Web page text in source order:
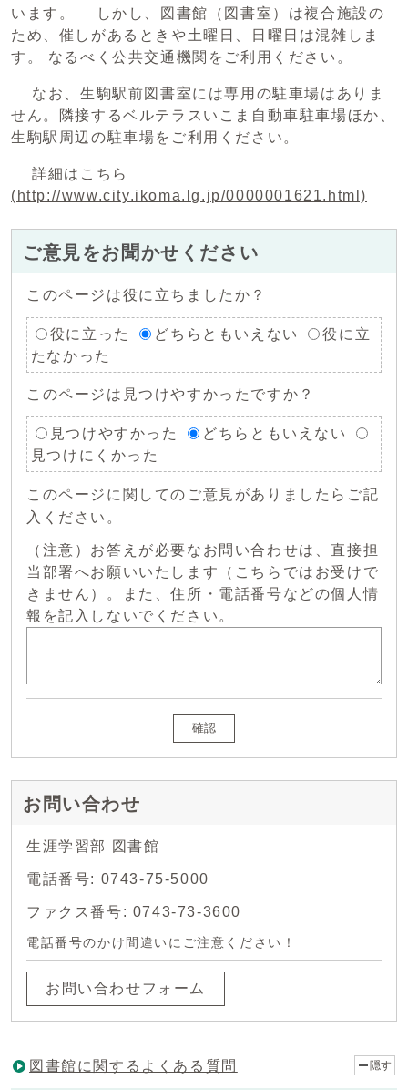
います。 しかし、図書館（図書室）は複合施設の
ため、催しがあるときや土曜日、日曜日は混雑しま
す。 なるべく公共交通機関をご利用ください。
なお、生駒駅前図書室には専用の駐車場はありま
せん。隣接するベルテラスいこま自動車駐車場ほか、
生駒駅周辺の駐車場をご利用ください。
詳細はこちら
(http://www.city.ikoma.lg.jp/0000001621.html)
ご意見をお聞かせください
このページは役に立ちましたか？
役に立った どちらともいえない
役に立
たなかった
このページは見つけやすかったですか？
見つけやすかった
どちらともいえない
見つけにくかった
このページに関してのご意見がありましたらご記
入ください。
（注意）お答えが必要なお問い合わせは、直接担
当部署へお願いいたします（こちらではお受けで
きません）。また、住所・電話番号などの個人情
報を記入しないでください。
確認
お問い合わせ
生涯学習部 図書館
電話番号: 0743-75-5000
ファクス番号: 0743-73-3600
電話番号のかけ間違いにご注意ください！
お問い合わせフォーム
図書館に関するよくある質問 隠す